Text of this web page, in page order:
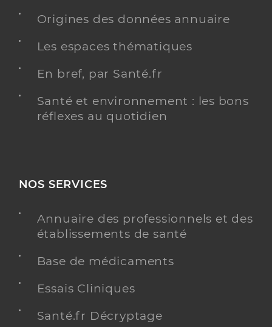
Origines des données annuaire
Les espaces thématiques
En bref, par Santé.fr
Santé et environnement : les bons
réflexes au quotidien
NOS SERVICES
Annuaire des professionnels et des
établissements de santé
Base de médicaments
Essais Cliniques
Santé.fr Décryptage